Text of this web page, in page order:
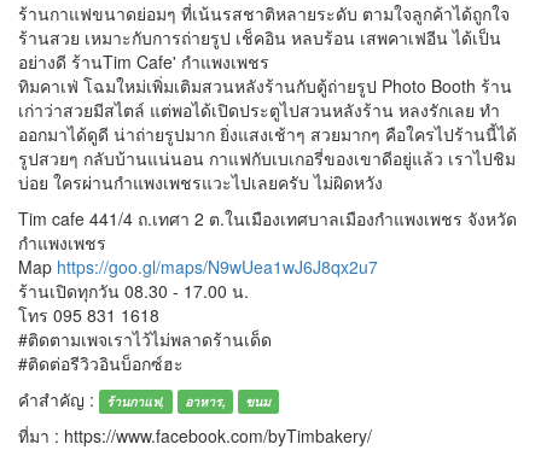
ร้านกาแฟขนาดย่อมๆ ที่เน้นรสชาติหลายระดับ ตามใจลูกค้าได้ถูกใจ
ร้านสวย เหมาะกับการถ่ายรูป เช็คอิน หลบร้อน เสพคาเฟอีน ได้เป็น
อย่างดี ร้านTim Cafe' กำแพงเพชร
ทิมคาเฟ่ โฉมใหม่เพิ่มเติมสวนหลังร้านกับตู้ถ่ายรูป Photo Booth ร้าน
เก่าว่าสวยมีสไตล์ แต่พอได้เปิดประตูไปสวนหลังร้าน หลงรักเลย ทำ
ออกมาได้ดูดี น่าถ่ายรูปมาก ยิ่งแสงเช้าๆ สวยมากๆ คือใครไปร้านนี้ได้
รูปสวยๆ กลับบ้านแน่นอน กาแฟกับเบเกอรี่ของเขาดีอยู่แล้ว เราไปชิม
บ่อย ใครผ่านกำแพงเพชรแวะไปเลยครับ ไม่ผิดหวัง
Tim cafe 441/4 ถ.เทศา 2 ต.ในเมืองเทศบาลเมืองกำแพงเพชร จังหวัด
กำแพงเพชร
Map https://goo.gl/maps/N9wUea1wJ6J8qx2u7
ร้านเปิดทุกวัน 08.30 - 17.00 น.
โทร 095 831 1618
#ติดตามเพจเราไว้ไม่พลาดร้านเด็ด
#ติดต่อรีวิวอินบ็อกซ์ฮะ
คำสำคัญ :
ร้านกาแฟ, อาหาร, ขนม
ที่มา : https://www.facebook.com/byTimbakery/